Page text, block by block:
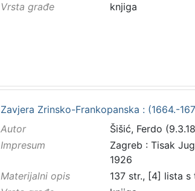
Vrsta građe
knjiga
Zavjera Zrinsko-Frankopanska : (1664.-
Autor
Šišić, Ferdo
Impresum
Zagreb : Tisak
1926
Materijalni opis
137 str., [4] lista s